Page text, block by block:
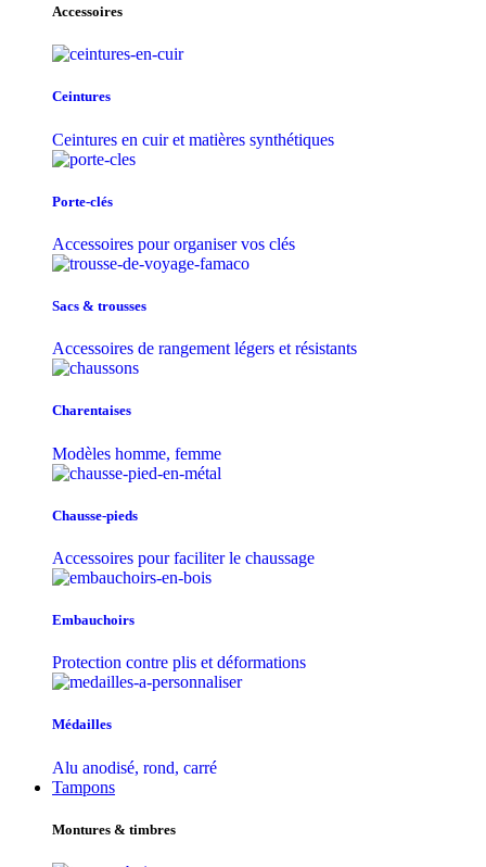
Accessoires
Ceintures
Ceintures en cuir et matières synthétiques
Porte-clés
Accessoires pour organiser vos clés
Sacs & trousse​s
Accessoires de rangement légers et résistants
Charentaises
Modèles homme, femme
Chausse-pieds
Accessoires pour faciliter le chaussage
Embauchoirs
Protection contre plis et déformations
Médailles
Alu anodisé, rond, carré
Tampons
Montures & timbres